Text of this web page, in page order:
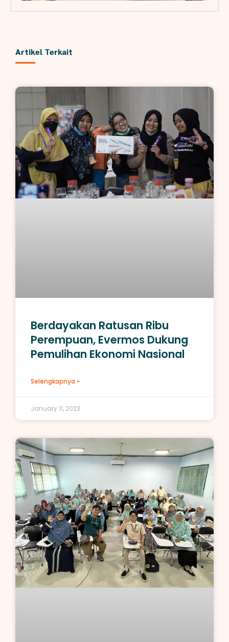
Artikel Terkait
Berdayakan Ratusan Ribu
Perempuan, Evermos Dukung
Pemulihan Ekonomi Nasional
Selengkapnya »
January 11, 2023